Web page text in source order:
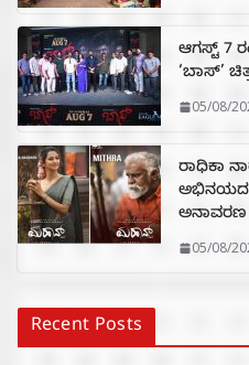
ಆಗಸ್ಟ್ 7
‘ಬಾಸ್’
05/08/
ರಾಧಿಕಾ
ಅಭಿನಯದ
ಅನಾವರಣ
05/08/
Recent Posts